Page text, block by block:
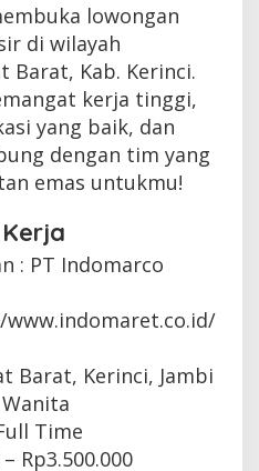
lowongan
di wilayah
Barat, Kab. Kerinci.
kerja tinggi,
yang baik, dan
dengan tim yang
emas untukmu!
: PT Indomarco
Barat, Kerinci, Jambi
Time
– Rp3.500.000